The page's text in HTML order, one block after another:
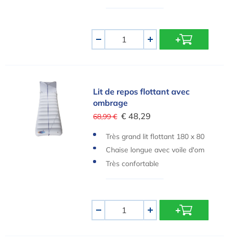
+
Lit de repos flottant avec ombrage
Lit de repos flottant avec
ombrage
68,99 € € 48,29
Très grand lit flottant 180 x 80
cm
Chaise longue avec voile d'om
brage pratique
Très confortable
+